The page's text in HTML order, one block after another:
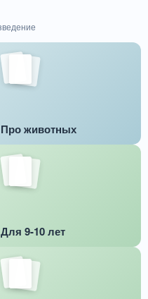
Про животных
Для 9-10 лет